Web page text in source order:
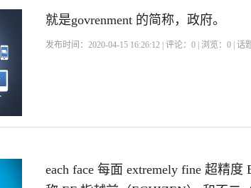
就是govrenment 的简称，政府。
发布时间：2020-04-15 16:26:12 | 评论：0 | 浏览：0 | 话
each face 每面 extremely fine 超精